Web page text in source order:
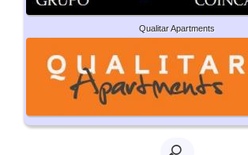
Qualitar Apartments